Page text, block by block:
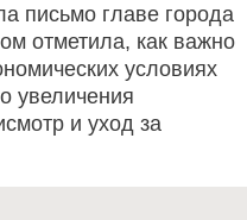
письмо главе города
отметила, как важно
условиях
увеличения
и уход за